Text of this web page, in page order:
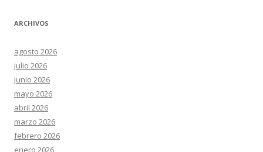
ARCHIVOS
agosto 2026
julio 2026
junio 2026
mayo 2026
abril 2026
marzo 2026
febrero 2026
enero 2026